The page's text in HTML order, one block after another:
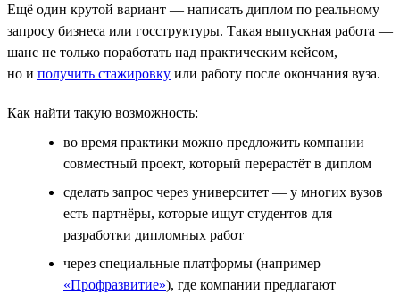
Ещё один крутой вариант — написать диплом по реальному
запросу бизнеса или госструктуры. Такая выпускная работа —
шанс не только поработать над практическим кейсом,
но и получить стажировку или работу после окончания вуза.
Как найти такую возможность:
во время практики можно предложить компании
совместный проект, который перерастёт в диплом
сделать запрос через университет — у многих вузов
есть партнёры, которые ищут студентов для
разработки дипломных работ
через специальные платформы (например
«Профразвитие»), где компании предлагают